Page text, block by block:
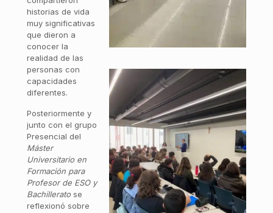
historias de vida
muy significativas
que dieron a
conocer la
realidad de las
personas con
capacidades
diferentes.
Posteriormente y
junto con el grupo
Presencial del
Máster
Universitario en
Formación para
Profesor de ESO y
Bachilleratose
reflexionó sobre